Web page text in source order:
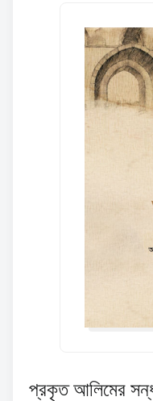
প্রকৃত আলিমের